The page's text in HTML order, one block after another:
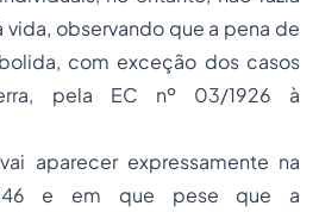
observando que a pena de
com exceção dos casos
pela EC nº 03/1926 à
aparecer expressamente na
e em que pese que a